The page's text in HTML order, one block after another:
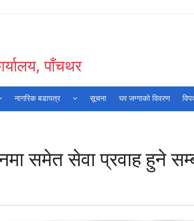
पाँचथर
नागरिक बडापत्र सूचना घर जग्गाको विवरण
समेत सेवा प्रवाह हुने